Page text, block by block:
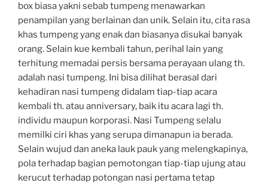
box biasa yakni sebab tumpeng menawarkan
penampilan yang berlainan dan unik. Selain itu, cita rasa
khas tumpeng yang enak dan biasanya disukai banyak
orang. Selain kue kembali tahun, perihal lain yang
terhitung memadai persis bersama perayaan ulang th.
adalah nasi tumpeng. Ini bisa dilihat berasal dari
kehadiran nasi tumpeng didalam tiap-tiap acara
kembali th. atau anniversary, baik itu acara lagi th.
individu maupun korporasi. Nasi Tumpeng selalu
memilki ciri khas yang serupa dimanapun ia berada.
Selain wujud dan aneka lauk pauk yang melengkapinya,
pola terhadap bagian pemotongan tiap-tiap ujung atau
kerucut terhadap potongan nasi pertama tetap